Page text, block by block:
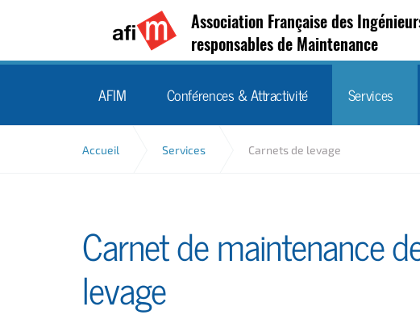
Association Française des
responsables de Maintenance
AFIM Conférences & Attractivité Services
Accueil Services Carnets de levage
Carnet de maintenance
levage